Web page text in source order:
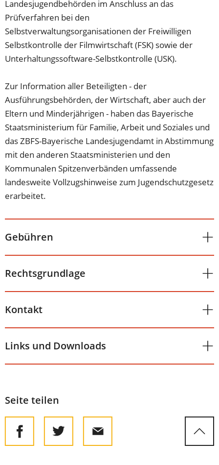
Landesjugendbehörden im Anschluss an das
Prüfverfahren bei den
Selbstverwaltungsorganisationen der Freiwilligen
Selbstkontrolle der Filmwirtschaft (FSK) sowie der
Unterhaltungssoftware-Selbstkontrolle (USK).
Zur Information aller Beteiligten - der
Ausführungsbehörden, der Wirtschaft, aber auch der
Eltern und Minderjährigen - haben das Bayerische
Staatsministerium für Familie, Arbeit und Soziales und
das ZBFS-Bayerische Landesjugendamt in Abstimmung
mit den anderen Staatsministerien und den
Kommunalen Spitzenverbänden umfassende
landesweite Vollzugshinweise zum Jugendschutzgesetz
erarbeitet.
Gebühren
Rechtsgrundlage
Kontakt
Links und Downloads
Seite teilen